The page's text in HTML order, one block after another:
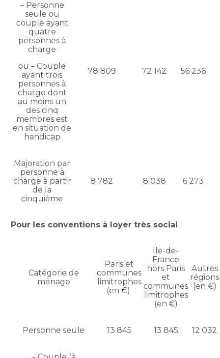
– Personne
seule ou
couple ayant
quatre
personnes à
charge
ou – Couple
ayant trois
personnes à
charge dont
au moins un
des cinq
membres est
en situation de
handicap
78 809 72 142 56 236
Majoration par
personne à
charge à partir
de la
cinquième
8 782 8 038 6 273
Pour les conventions à loyer très social
Catégorie de
ménage
Paris et
communes
limitrophes
(en €)
Ile-de-
France
hors Paris
et
communes
limitrophes
(en €)
Autres
régions
(en €)
Personne seule 13 845 13 845 12 032